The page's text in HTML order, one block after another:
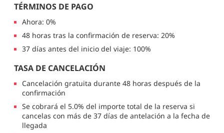
TÉRMINOS DE PAGO
Ahora: 0%
48 horas tras la confirmación de reserva: 20%
37 días antes del inicio del viaje: 100%
TASA DE CANCELACIÓN
Cancelación gratuita durante 48 horas después de la
confirmación
Se cobrará el 5.0% del importe total de la reserva si
cancelas con más de 37 días de antelación a la fecha de
llegada